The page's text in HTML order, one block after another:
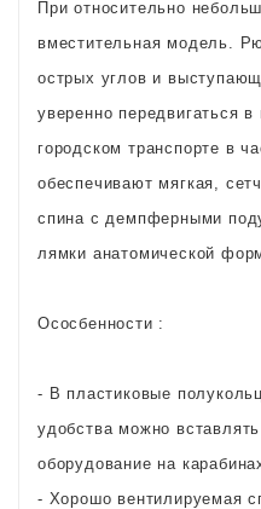
При относительно
вместительная модель.
острых углов и
уверенно передвигаться
городском транспорте в
обеспечивают мягкая,
спина с демпферными
лямки анатомической
Ососбенности :
- В пластиковые
удобства можно
оборудование на
- Хорошо вентилируемая